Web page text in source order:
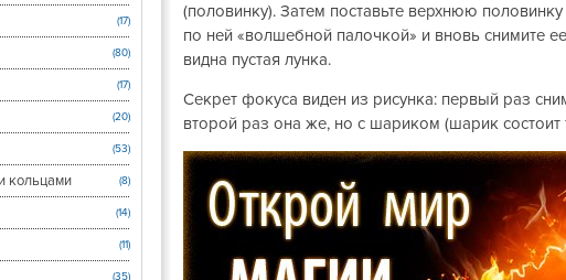
(17)
(80)
(17)
(20)
(53)
кольцами (8)
(14)
(11)
(35)
(половинку). Затем поставьте верхнюю
по ней «волшебной палочкой» и вновь снимите
видна пустая лунка.
Секрет фокуса виден из рисунка: первый раз
второй раз она же, но с шариком (шарик состоит